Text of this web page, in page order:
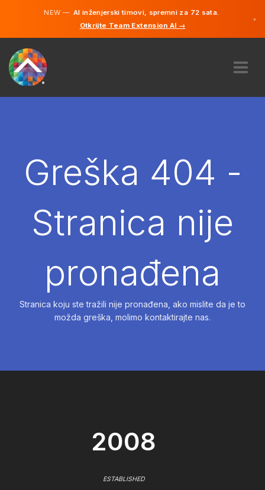
NEW —AI inženjerski timovi, spremni za 72 sata.
Otkrijte Team Extension AI →
×
NAJAMGreška 404 -
Stranica nije
pronađena
Stranica koju ste tražili nije pronađena, ako mislite da je to
možda greška, molimo kontaktirajte nas.
2008
ESTABLISHED